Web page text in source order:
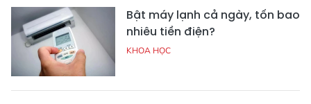
Bật máy lạnh cả ngày, tốn bao
nhiêu tiền điện?
KHOA HỌC